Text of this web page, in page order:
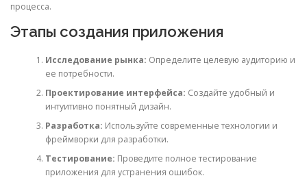
процесса.
Этапы создания приложения
Исследование рынка: Определите целевую аудиторию и
ее потребности.
Проектирование интерфейса: Создайте удобный и
интуитивно понятный дизайн.
Разработка: Используйте современные технологии и
фреймворки для разработки.
Тестирование: Проведите полное тестирование
приложения для устранения ошибок.